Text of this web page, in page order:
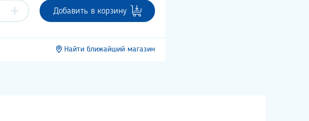
Добавить в корзину
Найти ближайший магазин